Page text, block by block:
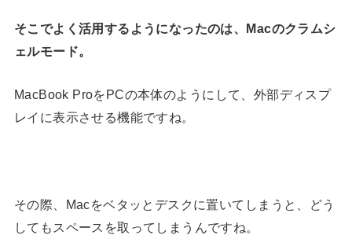
そこでよく活用するようになったのは、Macのクラムシ
ェルモード。
MacBook ProをPCの本体のようにして、外部ディスプ
レイに表示させる機能ですね。
その際、Macをベタッとデスクに置いてしまうと、どう
してもスペースを取ってしまうんですね。